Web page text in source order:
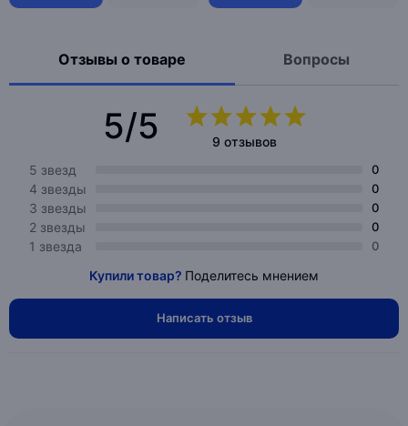
Отзывы о товаре Вопросы
5/5
9 отзывов
5 звезд
0
4 звезды 0
3 звезды 0
2 звезды 0
1 звезда 0
Купили товар? Поделитесь мнением
Написать отзыв